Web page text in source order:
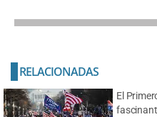
El
RELACIONADAS